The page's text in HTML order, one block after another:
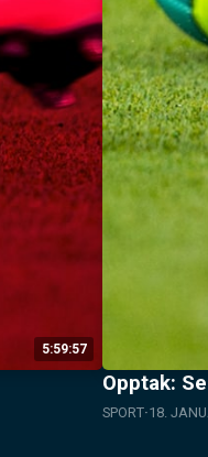
5:59:57
Opptak:
SPORT 18.